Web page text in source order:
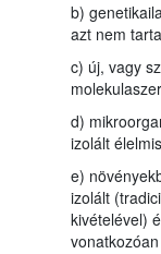
b)
azt nem
c) új, vagy
d)
izolált
e)
izolált
kivételével)